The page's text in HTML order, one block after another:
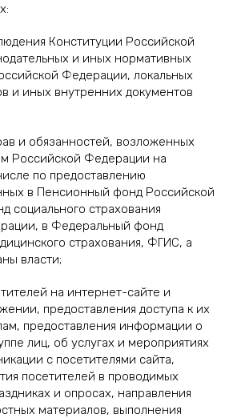
Конституции Российской
и иных нормативных
Федерации, локальных
и иных внутренних документов
и обязанностей, возложенных
Российской Федерации на
по предоставлению
в Пенсионный фонд Российской
социального страхования
в Федеральный фонд
страхования, ФГИС, а
власти;
на интернет-сайте и
предоставления доступа к их
предоставления информации о
лиц, об услугах и мероприятиях
с посетителями сайта,
посетителей в проводимых
и опросах, направления
материалов, выполнения